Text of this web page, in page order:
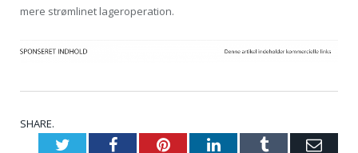
mere strømlinet lageroperation.
SHARE.
TwitterFacebookPinterestLinkedInTumblr